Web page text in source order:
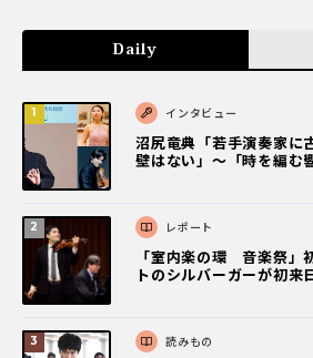
Daily
インタビュー
沼尻竜典「若手演奏家に
壁はない」～「時を編む
レポート
「室内楽の環 音楽祭」
トのシルバーガーが初来
読みもの